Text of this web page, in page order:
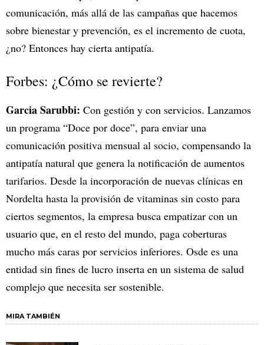
comunicación, más allá de las campañas que hacemos
sobre bienestar y prevención, es el incremento de cuota,
¿no? Entonces hay cierta antipatía.
Forbes: ¿Cómo se revierte?
Garcia Sarubbi: Con gestión y con servicios. Lanzamos
un programa “Doce por doce”, para enviar una
comunicación positiva mensual al socio, compensando la
antipatía natural que genera la notificación de aumentos
tarifarios. Desde la incorporación de nuevas clínicas en
Nordelta hasta la provisión de vitaminas sin costo para
ciertos segmentos, la empresa busca empatizar con un
usuario que, en el resto del mundo, paga coberturas
mucho más caras por servicios inferiores. Osde es una
entidad sin fines de lucro inserta en un sistema de salud
complejo que necesita ser sostenible.
MIRA TAMBIÉN